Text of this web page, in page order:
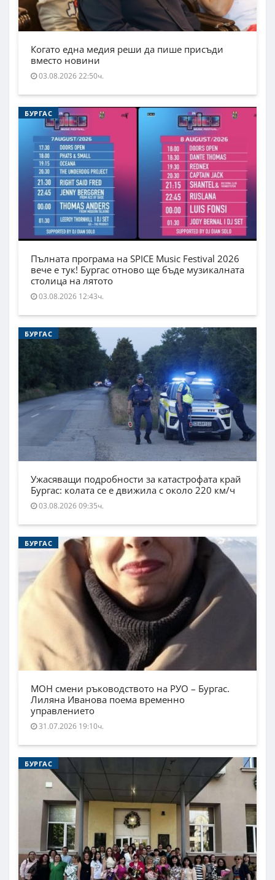
Когато една медия реши да пише присъди
вместо новини
03.08.2026 22:50ч.
БУРГАС
Пълната програма на SPICE Music Festival 2026
вече е тук! Бургас отново ще бъде музикалната
столица на лятото
03.08.2026 12:43ч.
БУРГАС
Ужасяващи подробности за катастрофата край
Бургас: колата се е движила с около 220 км/ч
03.08.2026 09:35ч.
БУРГАС
МОН смени ръководството на РУО – Бургас.
Лиляна Иванова поема временно
управлението
31.07.2026 19:10ч.
БУРГАС